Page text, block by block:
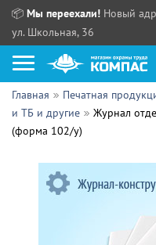
📦 Мы переехали! Новый
ул. Школьная, 36
Как купить?
Прайс-листы
Сотрудничество
ПН - ЧТ:
Выдача продукции:
Главная Печатная
и ТБ и другие
Журнал
(форма 102/у)